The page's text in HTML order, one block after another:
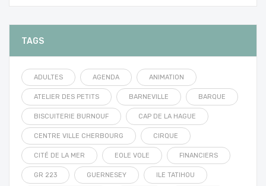
TAGS
ADULTES AGENDA ANIMATION
ATELIER DES PETITS BARNEVILLE BARQUE
BISCUITERIE BURNOUF CAP DE LA HAGUE
CENTRE VILLE CHERBOURG CIRQUE
CITÉ DE LA MER EOLE VOLE FINANCIERS
GR 223 GUERNESEY ILE TATIHOU